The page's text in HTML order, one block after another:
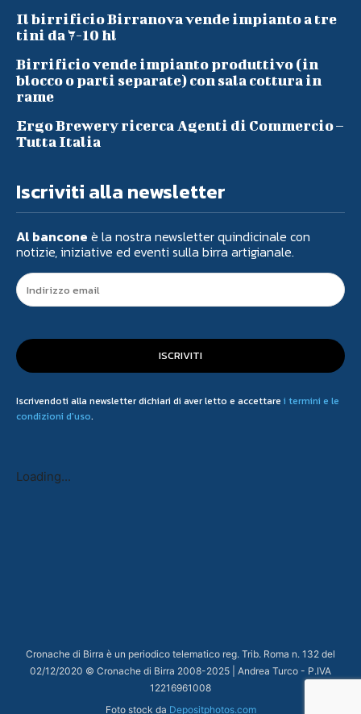
Il birrificio Birranova vende impianto a tre
tini da 7-10 hl
Birrificio vende impianto produttivo (in
blocco o parti separate) con sala cottura in
rame
Ergo Brewery ricerca Agenti di Commercio –
Tutta Italia
Iscriviti alla newsletter
Al bancone è la nostra newsletter quindicinale con
notizie, iniziative ed eventi sulla birra artigianale.
ISCRIVITI
Iscrivendoti alla newsletter dichiari di aver letto e accettare i termini e le
condizioni d'uso.
Loading...
Cronache di Birra è un periodico telematico reg. Trib. Roma n. 132 del
02/12/2020 © Cronache di Birra 2008-2025 | Andrea Turco - P.IVA
12216961008
Foto stock da Depositphotos.com